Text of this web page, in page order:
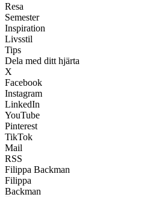
Resa
Semester
Inspiration
Livsstil
Tips
Dela med ditt hjärta
X
Facebook
Instagram
LinkedIn
YouTube
Pinterest
TikTok
Mail
RSS
Filippa Backman
Filippa
Backman